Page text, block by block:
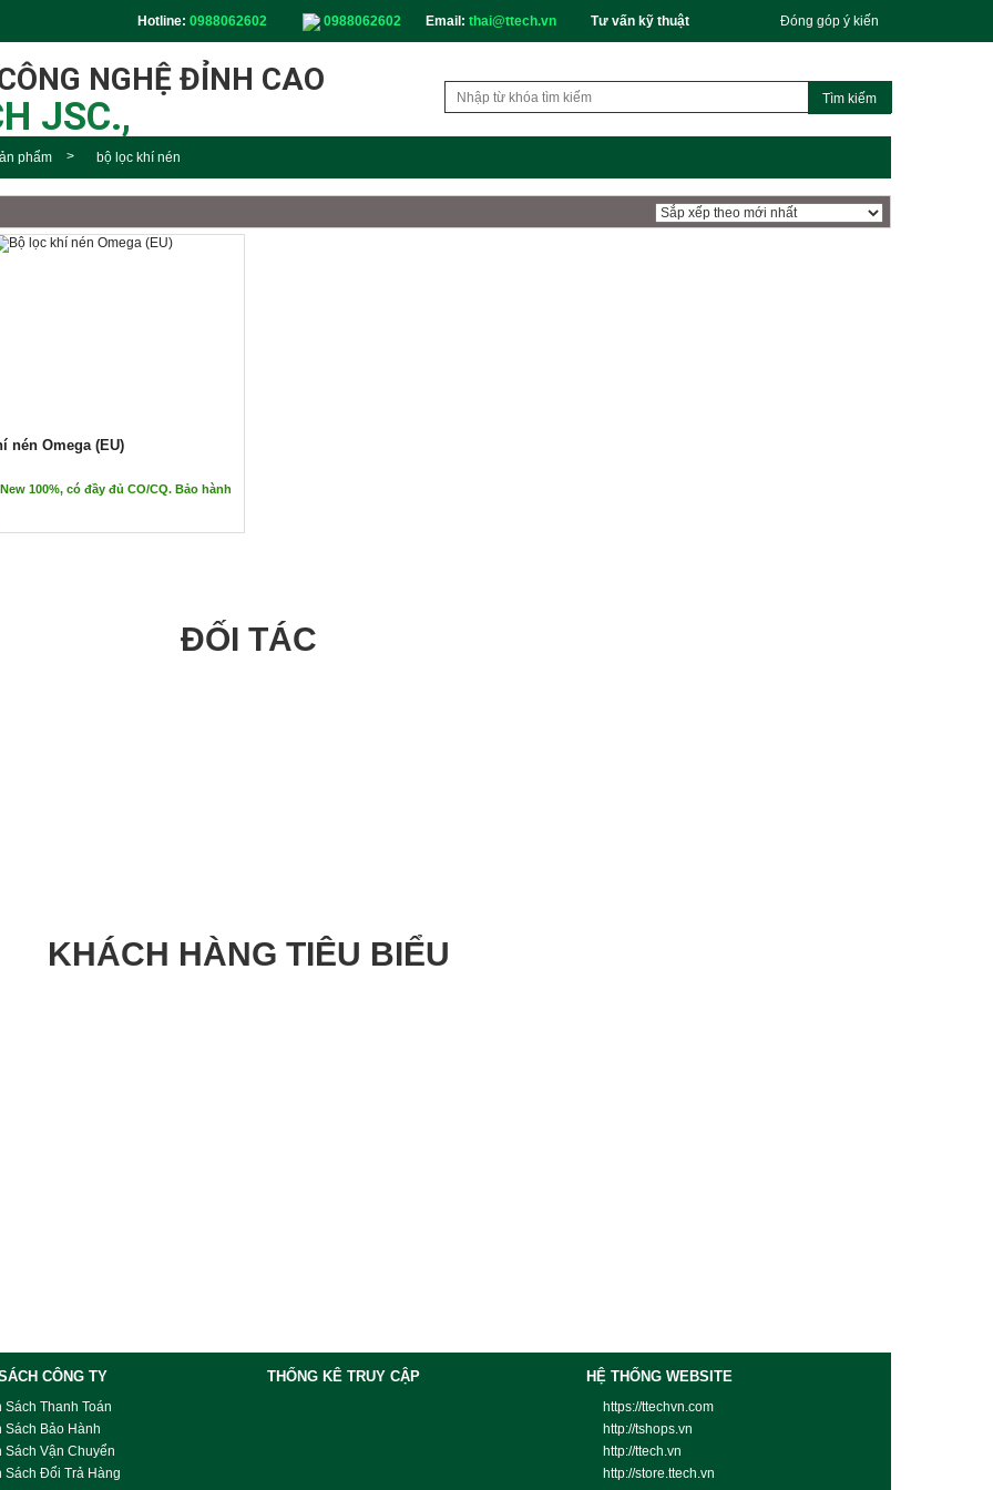
Hotline: 0988062602 0988062602 Email: thai@ttech.vn Tư vấn kỹ thuật Đóng góp ý kiến
NGHỆ ĐỈNH CAO
JSC.,
phẩm bộ lọc khí nén
nén Omega (EU)
New 100%, có đầy đủ CO/CQ. Bảo hành
ĐỐI TÁC
KHÁCH HÀNG TIÊU BIỂU
CÔNG TY
Sách Thanh Toán
Sách Bảo Hành
Sách Vận Chuyển
Sách Đổi Trả Hàng
THỐNG KÊ TRUY CẬP HỆ THỐNG WEBSITE
https://ttechvn.com
http://tshops.vn
http://ttech.vn
http://store.ttech.vn